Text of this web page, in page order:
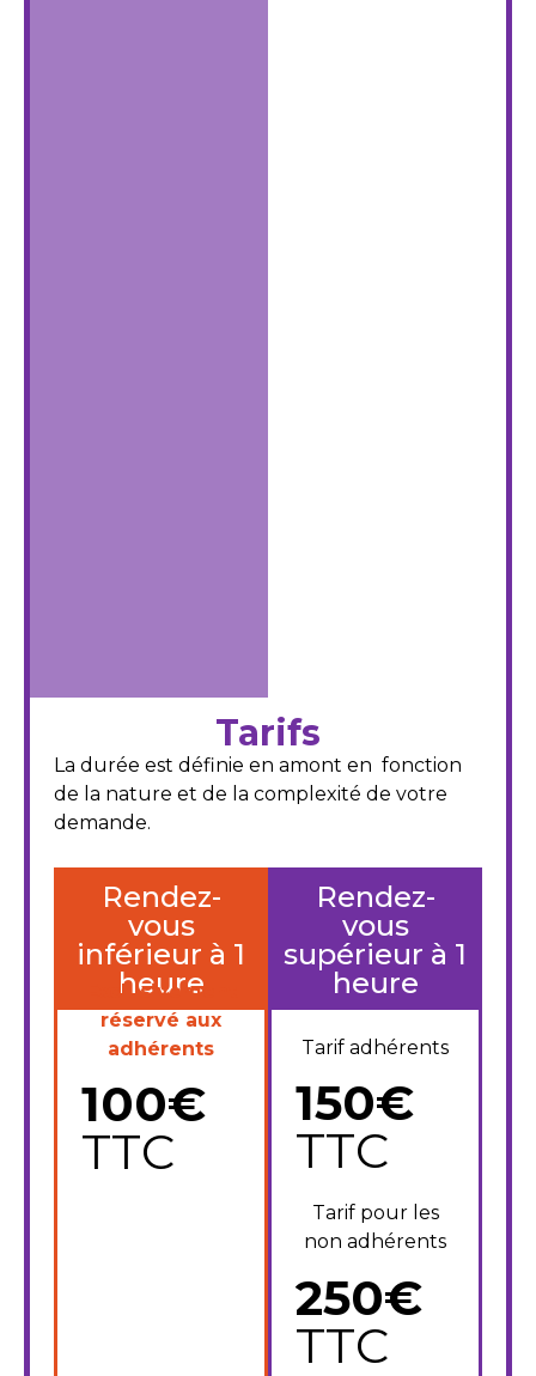
Tarifs
La durée est définie en amont en fonction
de la nature et de la complexité de votre
demande.
Rendez-
vous
inférieur à 1
heure
Exclusivement
réservé aux
adhérents
100€
TTC
Rendez-
vous
supérieur à 1
heure
Tarif adhérents
150€
TTC
Tarif pour les
non adhérents
250€
TTC